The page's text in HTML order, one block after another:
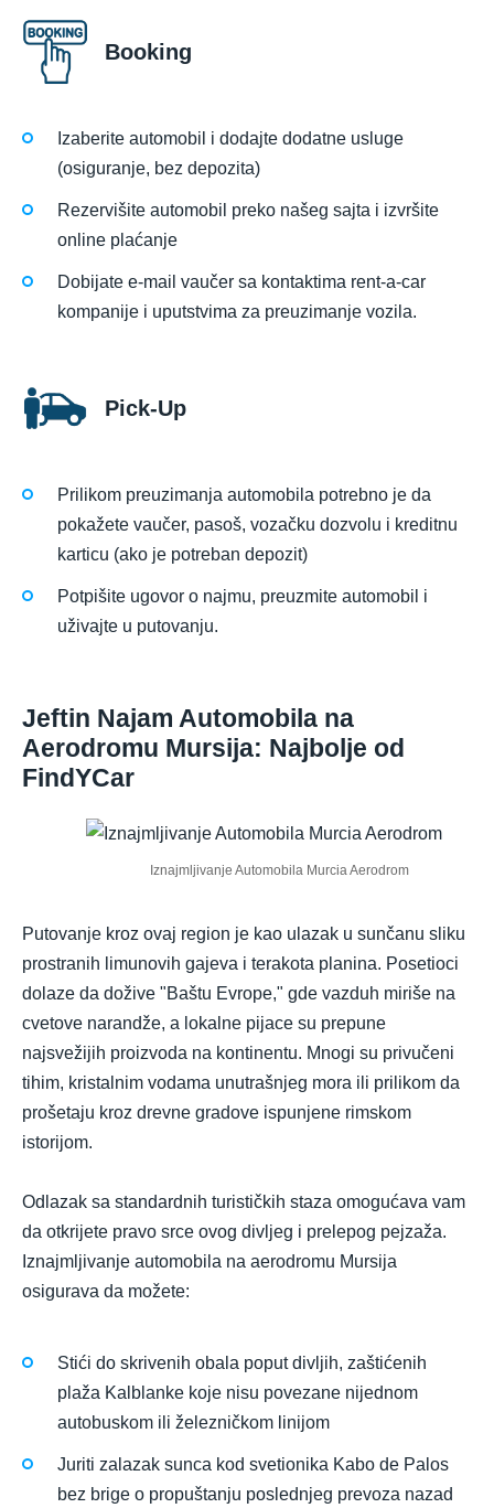
Booking
Izaberite automobil i dodajte dodatne usluge
(osiguranje, bez depozita)
Rezervišite automobil preko našeg sajta i izvršite
online plaćanje
Dobijate e-mail vaučer sa kontaktima rent-a-car
kompanije i uputstvima za preuzimanje vozila.
Pick-Up
Prilikom preuzimanja automobila potrebno je da
pokažete vaučer, pasoš, vozačku dozvolu i kreditnu
karticu (ako je potreban depozit)
Potpišite ugovor o najmu, preuzmite automobil i
uživajte u putovanju.
Jeftin Najam Automobila na
Aerodromu Mursija: Najbolje od
FindYCar
Iznajmljivanje Automobila Murcia Aerodrom
Putovanje kroz ovaj region je kao ulazak u sunčanu sliku
prostranih limunovih gajeva i terakota planina. Posetioci
dolaze da dožive "Baštu Evrope," gde vazduh miriše na
cvetove narandže, a lokalne pijace su prepune
najsvežijih proizvoda na kontinentu. Mnogi su privučeni
tihim, kristalnim vodama unutrašnjeg mora ili prilikom da
prošetaju kroz drevne gradove ispunjene rimskom
istorijom.
Odlazak sa standardnih turističkih staza omogućava vam
da otkrijete pravo srce ovog divljeg i prelepog pejzaža.
Iznajmljivanje automobila na aerodromu Mursija
osigurava da možete:
Stići do skrivenih obala poput divljih, zaštićenih
plaža Kalblanke koje nisu povezane nijednom
autobuskom ili železničkom linijom
Juriti zalazak sunca kod svetionika Kabo de Palos
bez brige o propuštanju poslednjeg prevoza nazad